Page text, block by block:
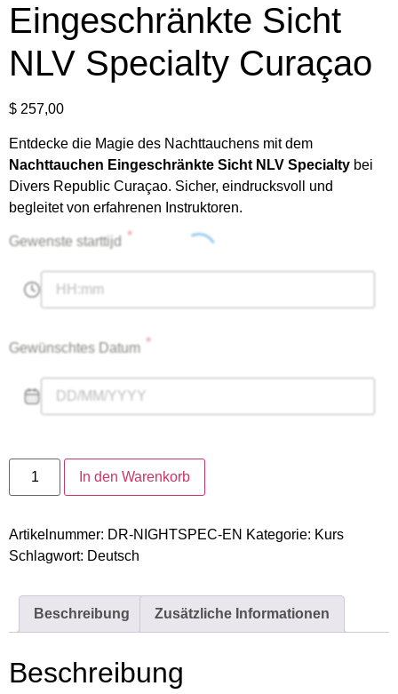
Eingeschränkte Sicht
NLV Specialty Curaçao
$ 257,00
Entdecke die Magie des Nachttauchens mit dem
Nachttauchen Eingeschränkte Sicht NLV Specialty bei
Divers Republic Curaçao. Sicher, eindrucksvoll und
begleitet von erfahrenen Instruktoren.
Gewenste starttijd *
Gewünschtes Datum *
In den Warenkorb
Artikelnummer: DR-NIGHTSPEC-EN Kategorie: Kurs
Schlagwort: Deutsch
Beschreibung Zusätzliche Informationen
Beschreibung